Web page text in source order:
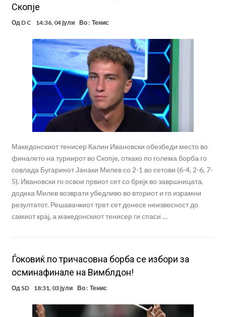
Скопје
Од D C 14:36, 04 јули Во : Тенис
Македонскиот тенисер Калин Ивановски обезбеди место во
финалето на турнирот во Скопје, откако по голема борба го
совлада Бугаринот Јанаки Милев со 2-1 во сетови (6-4, 2-6, 7-
5). Ивановски го освои првиот сет со брејк во завршницата,
додека Милев возврати убедливо во вториот и го израмни
резултатот. Решавачкиот трет сет донесе неизвесност до
самиот крај, а македонскиот тенисер ги спаси …
Ѓоковиќ по тричасовна борба се избори за
осминафинале на Вимблдон!
Од SD 18:31, 03 јули Во : Тенис